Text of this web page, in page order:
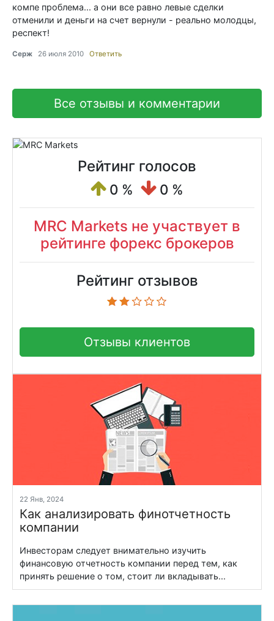
компе проблема... а они все равно левые сделки
отменили и деньги на счет вернули - реально молодцы,
респект!
Серж 26 июля 2010 Ответить
Все отзывы и комментарии
Рейтинг голосов
0 % 0 %
MRC Markets не участвует в
рейтинге форекс брокеров
Рейтинг отзывов
Отзывы клиентов
22 Янв, 2024
Как анализировать финотчетность
компании
Инвесторам следует внимательно изучить
финансовую отчетность компании перед тем, как
принять решение о том, стоит ли вкладывать...